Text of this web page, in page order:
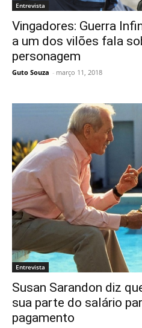
Entrevista
Vingadores: Guerra
a um dos vilões fala
personagem
Guto Souza - março 11, 2018
Entrevista
Susan Sarandon diz
sua parte do salário
pagamento